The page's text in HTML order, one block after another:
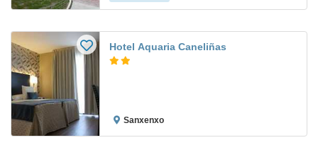
Hotel Aquaria Caneliñas
Sanxenxo